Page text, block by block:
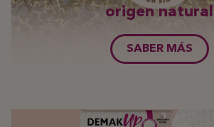
origen natural
SABER MÁS